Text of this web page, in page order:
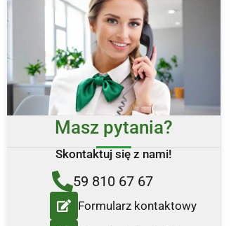
Masz pytania?
Skontaktuj się z nami!
59 810 67 67
Formularz kontaktowy